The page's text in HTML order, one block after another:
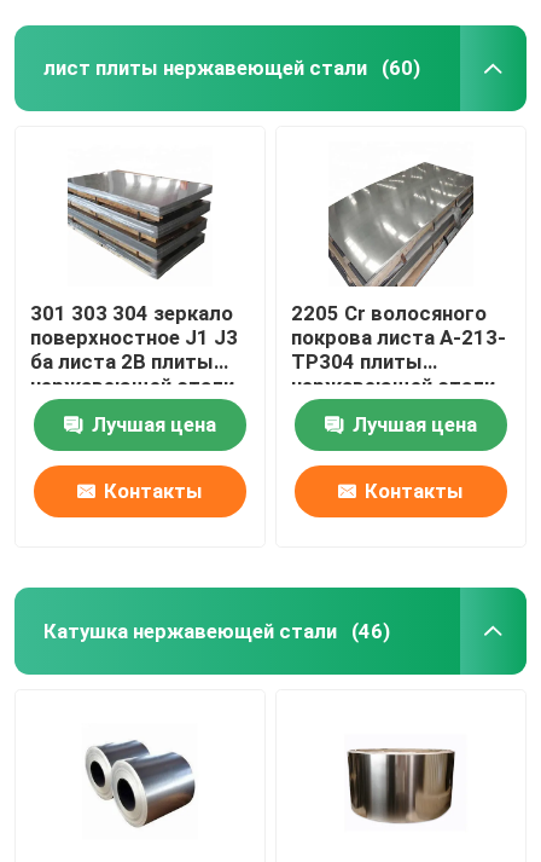
лист плиты нержавеющей стали (60)
301 303 304 зеркало
поверхностное J1 J3
ба листа 2B плиты
нержавеющей стали
Лучшая цена
Контакты
2205 Cr волосяного
покрова листа A-213-
TP304 плиты
нержавеющей стали
904l 321 316l
Лучшая цена
Контакты
Катушка нержавеющей стали (46)